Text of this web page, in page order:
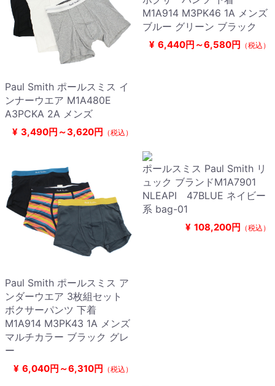
Paul Smith ポールスミス イ
ンナーウエア M1A480E
A3PCKA 2A メンズ
¥ 3,490円～3,620円 （税込）
M1A914 M3PK46 1A メンズ
ブルー グリーン ブラック
¥ 6,440円～6,580円 （税込）
Paul Smith ポールスミス ア
ンダーウエア 3枚組セット
ボクサーパンツ 下着
M1A914 M3PK43 1A メンズ
マルチカラー ブラック グレ
ー
¥ 6,040円～6,310円 （税込）
ポールスミス Paul Smith リ
ュック ブランドM1A7901
NLEAPI 47BLUE ネイビー
系 bag-01
¥ 108,200円 （税込）